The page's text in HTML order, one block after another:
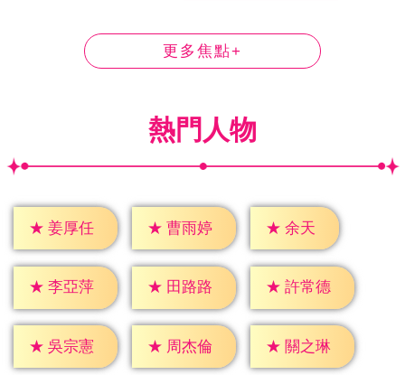
更多焦點+
熱門人物
★ 姜厚任 ★ 曹雨婷 ★ 余天
★ 李亞萍 ★ 田路路 ★ 許常德
★ 吳宗憲 ★ 周杰倫 ★ 關之琳